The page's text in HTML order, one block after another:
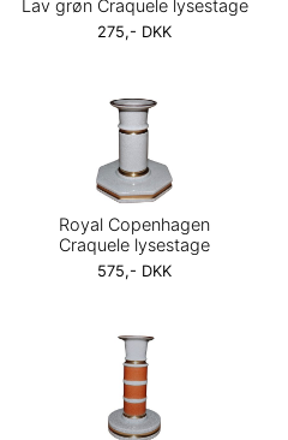
Lav grøn Craquele lysestage
275,- DKK
Royal Copenhagen
Craquele lysestage
575,- DKK